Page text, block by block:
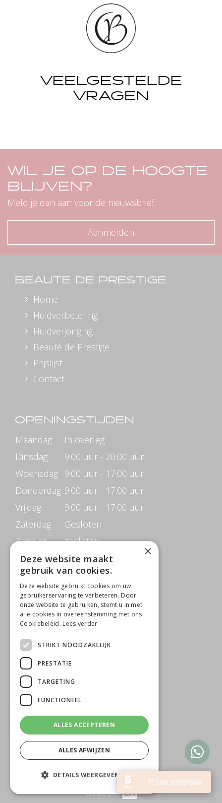
VEELGESTELDE
VRAGEN
WIL JE OP DE HOOGTE
BLIJVEN?
Meld je dan aan voor de nieuwsbrief.
Aanmelden
BEAUTE DE PRESTIGE
Home
Huidverbetering
Huidverjonging
Beauté de Prestige
Prijslijst
Contact
OPENINGSTIJDEN
Maandag
In overleg
Dinsdag
9.00 uur - 20.00 uur
Woensdag 9.00 uur - 17.00 uur
Donderdag 9.00 uur - 17.00 uur
Vrijdag
9.00 uur - 17.00 uur
Zaterdag
Gesloten
Zondag
gesloten
CONTACTGEGEVENS
Beauté de Prestige
Jacob Merlostraat 6B
5961 AB Horst
0642818650
Minfo@beautedeprestige.nl
© 2026
Privacy policy
Sitemap
Created by
×
Deze website maakt
gebruik van cookies.
Deze website gebruikt cookies om uw
gebruikerservaring te verbeteren. Door
onze website te gebruiken, stemt u in met
alle cookies in overeenstemming met ons
Cookiebeleid. Lees verder
STRIKT NOODZAKELIJK
PRESTATIE
TARGETING
FUNCTIONEEL
ALLES ACCEPTEREN
ALLES AFWIJZEN
DETAILS WEERGEVEN